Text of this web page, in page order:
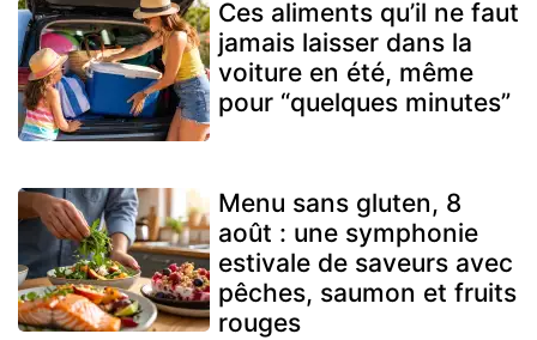
Ces aliments qu’il ne faut
jamais laisser dans la
voiture en été, même
pour “quelques minutes”
Menu sans gluten, 8
août : une symphonie
estivale de saveurs avec
pêches, saumon et fruits
rouges